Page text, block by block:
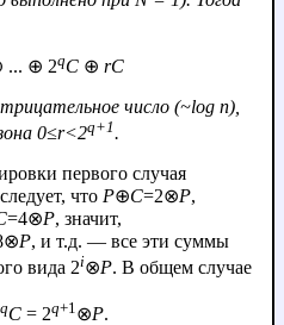
... ⊕ 2qC ⊕ rC
число (~log n),
0≤r<2q+1.
первого случая
что P⊕C=2⊗P,
=4⊗P, значит,
P, и т.д. — вcе эти суммы
вида 2i⊗P. В общем случае
qC = 2q+1 ⊗P.